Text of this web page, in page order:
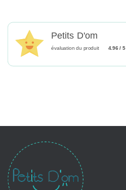
Petits D'om
évaluation du produit 4.96 / 5